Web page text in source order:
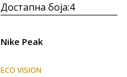
Достапна боја:4
Nike Peak
ECO VISION